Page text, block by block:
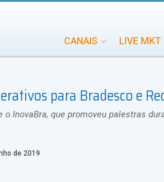
CANAIS LIVE MKT
INCENTIVOS INTERNACIONAL
para Bradesco e
InovaBra, que promoveu palestras
de 2019